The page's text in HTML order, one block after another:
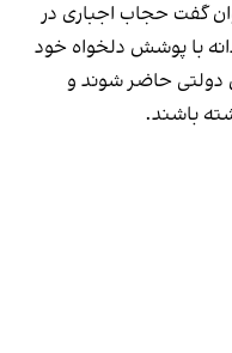
گفت حجاب اجباری در
با پوشش دلخواه خود
دولتی حاضر شوند و
باشند.